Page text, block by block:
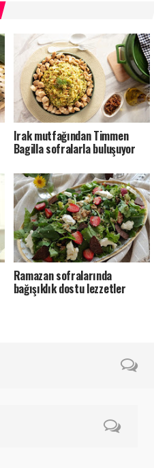
Irak mutfağından Timmen
Bagilla sofralarla buluşuyor
Ramazan sofralarında
bağışıklık dostu lezzetler